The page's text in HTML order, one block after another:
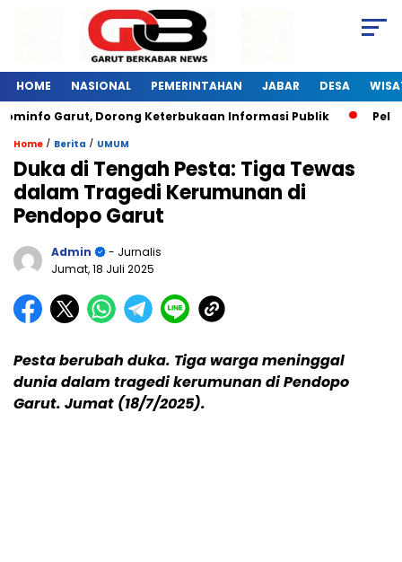
HOME NASIONAL PEMERINTAHAN JABAR DESA
Garut, Dorong Keterbukaan Informasi Publik
Home / Berita / UMUM
Duka di Tengah Pesta: Tiga Tewas
dalam Tragedi Kerumunan di
Pendopo Garut
Admin
- Jurnalis
Jumat, 18 Juli 2025
Pesta berubah duka. Tiga warga meninggal
dunia dalam tragedi kerumunan di Pendopo
Garut. Jumat (18/7/2025).